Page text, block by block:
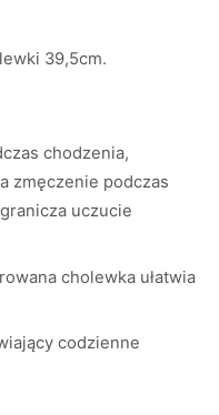
39,5cm.
chodzenia,
zmęczenie podczas
uczucie
cholewka ułatwia
codzienne